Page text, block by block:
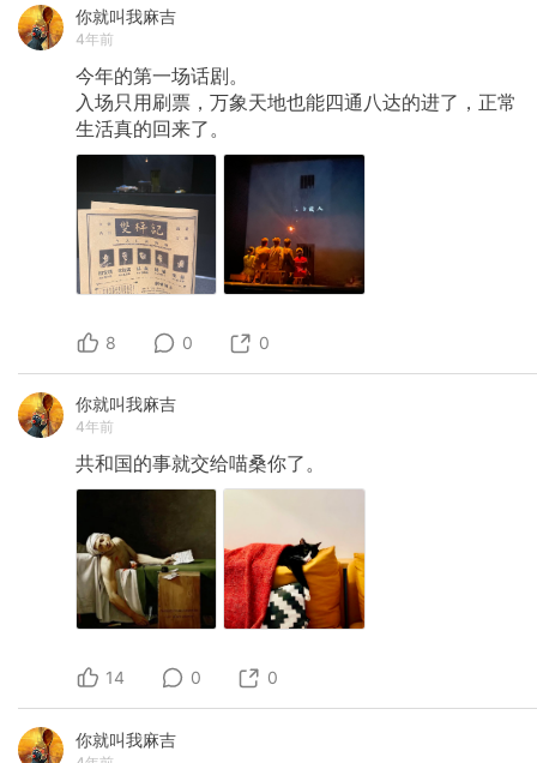
你就叫我麻吉
4年前
今年的第一场话剧。
入场只用刷票，万象天地也能四通八达的进了，正常
生活真的回来了。
8 0 0
你就叫我麻吉
4年前
共和国的事就交给喵桑你了。
14 0 0
你就叫我麻吉